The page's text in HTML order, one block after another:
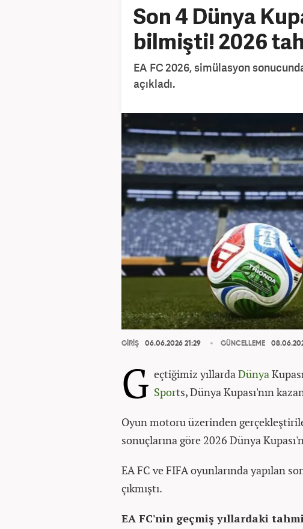
Son 4 Dünya
bilmişti! 2026
EA FC 2026, simülasyon
açıkladı.
GİRİŞ 06.06.2026 21:29 GÜNCELLEME
G eçtiğimiz yıllardaDünya
Sports, Dünya Kupası'nın
Oyun motoru üzerinden
sonuçlarına göre 2026 Dünya
EA FC ve FIFA oyunlarında yapılan
çıkmıştı.
EA FC'nin geçmiş yıllardaki